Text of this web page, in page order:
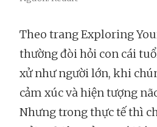
Theo trang Exploring
thường đòi hỏi con cái
xử như người lớn, khi
cảm xúc và hiện tượng
Nhưng trong thực tế thì